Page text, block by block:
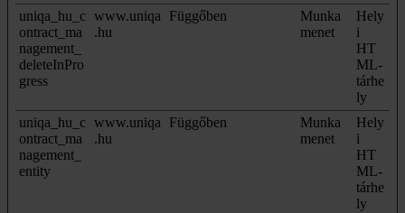
uniqa_hu_c
ontract_ma
nagement_
deleteInPro
gress
www.uniqa
.hu
Függőben
Munka
menet
Hely
i
HT
ML-
tárhe
ly
uniqa_hu_c
ontract_ma
nagement_
entity
www.uniqa
.hu
Függőben
Munka
menet
Hely
i
HT
ML-
tárhe
ly